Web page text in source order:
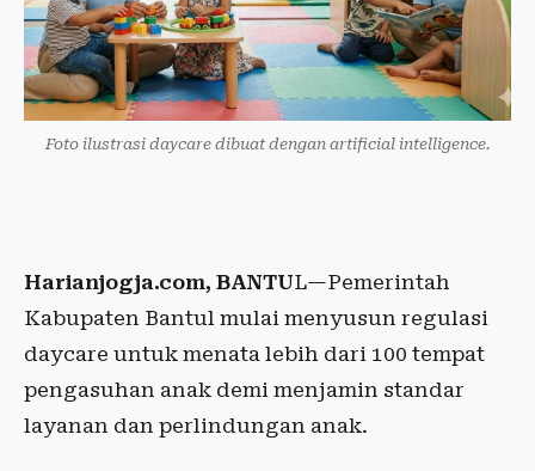
Foto ilustrasi daycare dibuat dengan artificial intelligence.
Harianjogja.com, BANTUL—Pemerintah
Kabupaten Bantul mulai menyusun regulasi
daycare untuk menata lebih dari 100 tempat
pengasuhan anak demi menjamin standar
layanan dan perlindungan anak.